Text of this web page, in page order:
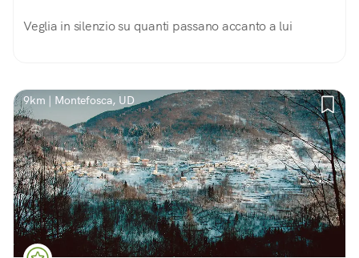
Veglia in silenzio su quanti passano accanto a lui
9km | Montefosca, UD